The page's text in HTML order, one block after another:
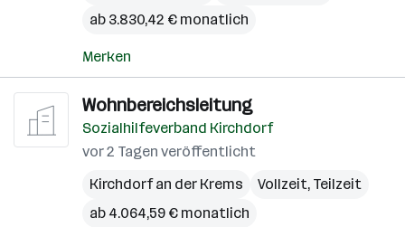
ab 3.830,42 € monatlich
Merken
Wohnbereichsleitung
Sozialhilfeverband Kirchdorf
vor 2 Tagen veröffentlicht
Kirchdorf an der Krems
Vollzeit, Teilzeit
ab 4.064,59 € monatlich